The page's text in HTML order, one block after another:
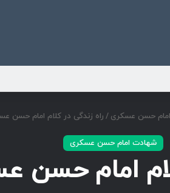
حسن عسکری / راه زندگی در کلام امام حسن
شهادت امام حسن عسکری
امام حسن